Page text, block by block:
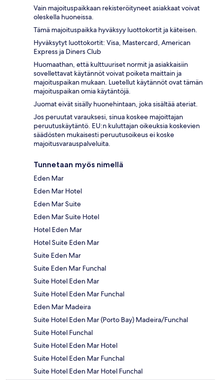
Vain majoituspaikkaan rekisteröityneet asiakkaat voivat
oleskella huoneissa.
Tämä majoituspaikka hyväksyy luottokortit ja käteisen.
Hyväksytyt luottokortit: Visa, Mastercard, American
Express ja Diners Club
Huomaathan, että kulttuuriset normit ja asiakkaisiin
sovellettavat käytännöt voivat poiketa maittain ja
majoituspaikan mukaan. Luetellut käytännöt ovat tämän
majoituspaikan omia käytäntöjä.
Juomat eivät sisälly huonehintaan, joka sisältää ateriat.
Jos peruutat varauksesi, sinua koskee majoittajan
peruutuskäytäntö. EU:n kuluttajan oikeuksia koskevien
säädösten mukaisesti peruutusoikeus ei koske
majoitusvarauspalveluita.
Tunnetaan myös nimellä
Eden Mar
Eden Mar Hotel
Eden Mar Suite
Eden Mar Suite Hotel
Hotel Eden Mar
Hotel Suite Eden Mar
Suite Eden Mar
Suite Eden Mar Funchal
Suite Hotel Eden Mar
Suite Hotel Eden Mar Funchal
Eden Mar Madeira
Suite Hotel Eden Mar (Porto Bay) Madeira/Funchal
Suite Hotel Funchal
Suite Hotel Eden Mar Hotel
Suite Hotel Eden Mar Funchal
Suite Hotel Eden Mar Hotel Funchal